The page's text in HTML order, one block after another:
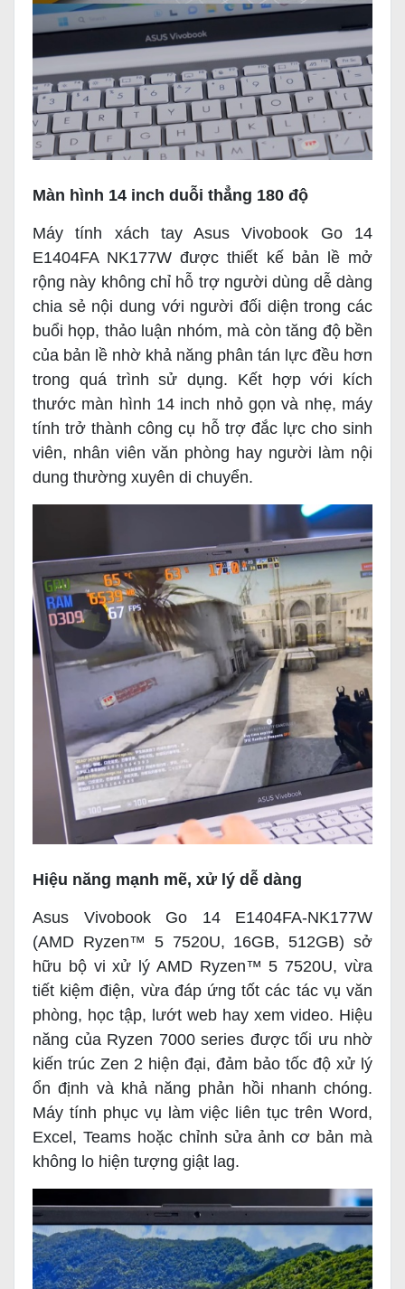
Màn hình 14 inch duỗi thẳng 180 độ
Máy tính xách tay Asus Vivobook Go 14
E1404FA NK177W được thiết kế bản lề mở
rộng này không chỉ hỗ trợ người dùng dễ dàng
chia sẻ nội dung với người đối diện trong các
buổi họp, thảo luận nhóm, mà còn tăng độ bền
của bản lề nhờ khả năng phân tán lực đều hơn
trong quá trình sử dụng. Kết hợp với kích
thước màn hình 14 inch nhỏ gọn và nhẹ, máy
tính trở thành công cụ hỗ trợ đắc lực cho sinh
viên, nhân viên văn phòng hay người làm nội
dung thường xuyên di chuyển.
Hiệu năng mạnh mẽ, xử lý dễ dàng
Asus Vivobook Go 14 E1404FA-NK177W
(AMD Ryzen™ 5 7520U, 16GB, 512GB) sở
hữu bộ vi xử lý AMD Ryzen™ 5 7520U, vừa
tiết kiệm điện, vừa đáp ứng tốt các tác vụ văn
phòng, học tập, lướt web hay xem video. Hiệu
năng của Ryzen 7000 series được tối ưu nhờ
kiến trúc Zen 2 hiện đại, đảm bảo tốc độ xử lý
ổn định và khả năng phản hồi nhanh chóng.
Máy tính phục vụ làm việc liên tục trên Word,
Excel, Teams hoặc chỉnh sửa ảnh cơ bản mà
không lo hiện tượng giật lag.